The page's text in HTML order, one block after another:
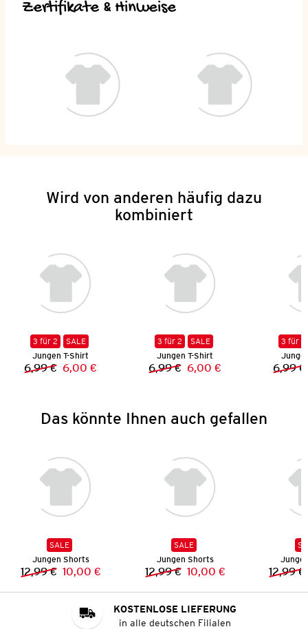
Zertifikate & Hinweise
Wird von anderen häufig dazu
kombiniert
3 für 2
SALE
Jungen T-Shirt
Vorheriger Preis:
6,99 € Neuer Preis:
6,00 €
3 für 2
SALE
Jungen T-Shirt
Vorheriger Preis:
6,99 € Neuer Preis:
6,00 €
3 für 2
6,99 €
Das könnte Ihnen auch gefallen
SALE
Jungen Shorts
Vorheriger Preis:
12,99 € Neuer Preis:
10,00 €
SALE
Jungen Shorts
Vorheriger Preis:
12,99 € Neuer Preis:
10,00 € 12,99 €
KOSTENLOSE LIEFERUNG
in alle deutschen Filialen